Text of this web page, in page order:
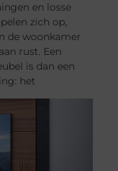
en losse
zich op,
de woonkamer
rust. Een
is dan een
het